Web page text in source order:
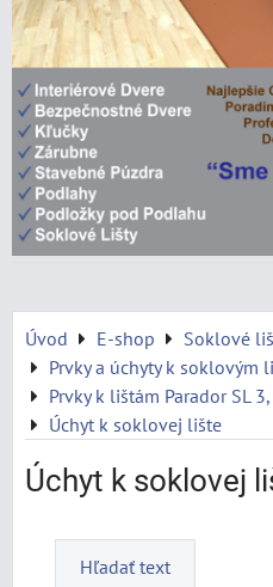
Úvod E-shop
Soklové
Prvky a úchyty k soklovým
Prvky k lištám Parador SL 3,
Úchyt k soklovej lište
Úchyt k soklovej
Hľadať text